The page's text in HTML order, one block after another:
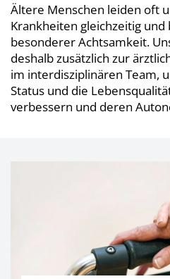
Ältere Menschen leiden oft
Krankheiten gleichzeitig
besonderer Achtsamkeit.
deshalb zusätzlich zur
im interdisziplinären Team,
Status und die
verbessern und deren